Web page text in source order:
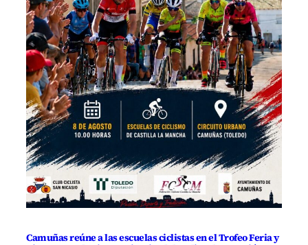
Camuñas reúne a las escuelas ciclistas en el Trofeo Feria y